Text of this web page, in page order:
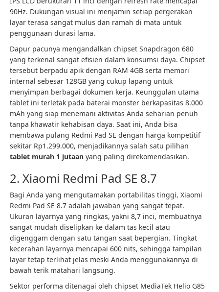
90Hz. Dukungan visual ini menjamin setiap pergerakan
layar terasa sangat mulus dan ramah di mata untuk
penggunaan durasi lama.
Dapur pacunya mengandalkan chipset Snapdragon 680
yang terkenal sangat efisien dalam konsumsi daya. Chipset
tersebut berpadu apik dengan RAM 4GB serta memori
internal sebesar 128GB yang cukup lapang untuk
menyimpan berbagai dokumen kerja. Keunggulan utama
tablet ini terletak pada baterai monster berkapasitas 8.000
mAh yang siap menemani aktivitas Anda seharian penuh
tanpa khawatir kehabisan daya. Saat ini, Anda bisa
membawa pulang Redmi Pad SE dengan harga kompetitif
sekitar Rp1.299.000, menjadikannya salah satu pilihan
tablet murah 1 jutaan yang paling direkomendasikan.
2. Xiaomi Redmi Pad SE 8.7
Bagi Anda yang mengutamakan portabilitas tinggi, Xiaomi
Redmi Pad SE 8.7 adalah jawaban yang sangat tepat.
Ukuran layarnya yang ringkas, yakni 8,7 inci, membuatnya
sangat mudah diselipkan ke dalam tas kecil atau
digenggam dengan satu tangan saat bepergian. Tingkat
kecerahan layarnya mencapai 600 nits, sehingga tampilan
layar tetap terlihat jelas meski Anda menggunakannya di
bawah terik matahari langsung.
Sektor performa ditenagai oleh chipset MediaTek Helio G85